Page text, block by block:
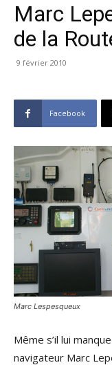
Marc
de la
9 février 2010
Facebook
Marc Lespesqueux
Même s’il lui
navigateur Marc